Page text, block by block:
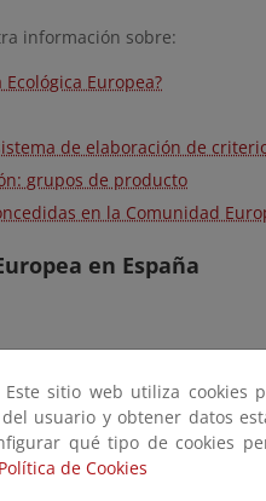
información sobre:
Europea?
de elaboración de
grupos de producto
en la Comunidad
en España
y direcciones
sitio web utiliza cookies
usuario y obtener datos
qué tipo de cookies
Política de Cookies